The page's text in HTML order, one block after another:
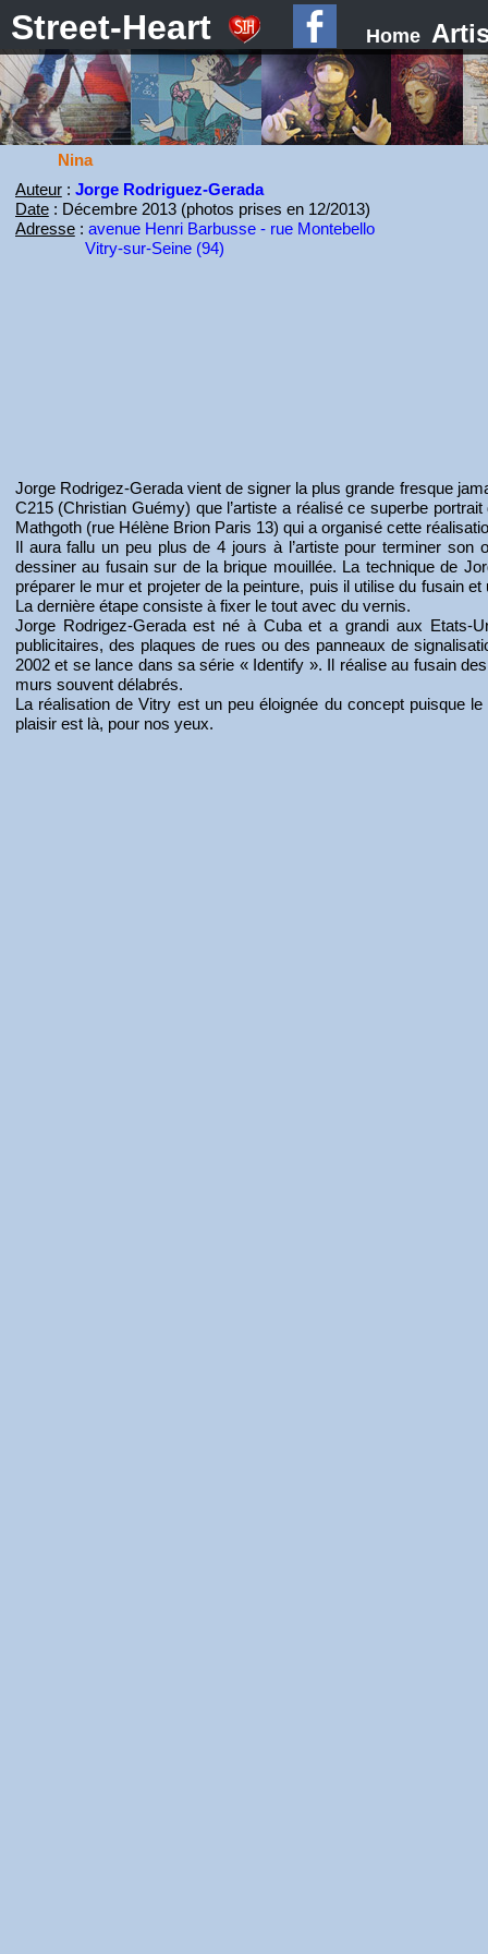
Street-Heart Home
Nina
Auteur: Jorge Rodriguez-Gerada
Date: Décembre 2013 (photos prises en 12/2013)
Adresse: avenue Henri Barbusse - rue Montebello
Vitry-sur-Seine (94)
Jorge Rodrigez-Gerada vient de signer la plus grande fresque
C215 (Christian Guémy) que l’artiste a réalisé ce superbe
Mathgoth (rue Hélène Brion Paris 13) qui a organisé cette
Il aura fallu un peu plus de 4 jours à l’artiste pour terminer
dessiner au fusain sur de la brique mouillée. La technique de
préparer le mur et projeter de la peinture, puis il utilise du fusain
La dernière étape consiste à fixer le tout avec du vernis.
Jorge Rodrigez-Gerada est né à Cuba et a grandi aux Etats-
publicitaires, des plaques de rues ou des panneaux de
2002 et se lance dans sa série « Identify ». Il réalise au fusain
murs souvent délabrés.
La réalisation de Vitry est un peu éloignée du concept puisque
plaisir est là, pour nos yeux.